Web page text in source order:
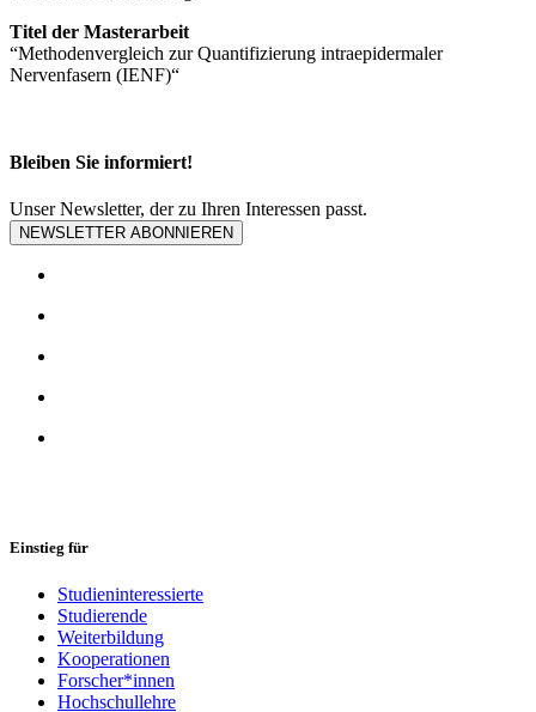
Titel der Masterarbeit
“Methodenvergleich zur Quantifizierung intraepidermaler
Nervenfasern (IENF)“
Bleiben Sie informiert!
Unser Newsletter, der zu Ihren Interessen passt.
NEWSLETTER ABONNIEREN
Einstieg für
Studieninteressierte
Studierende
Weiterbildung
Kooperationen
Forscher*innen
Hochschullehre